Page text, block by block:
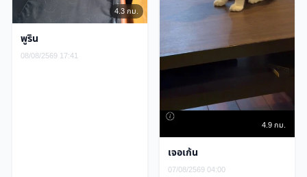
4.3 กม.
พูริน
08/08/2569 17:41
4.9 กม.
เจอเก้น
07/08/2569 04:00